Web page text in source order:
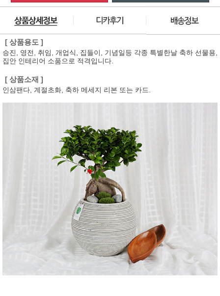
[ 상품용도 ]
승진, 영전, 취임, 개업식, 집들이, 기념일등 각종 특별한날 축하 선물용,
집안 인테리어 소품으로 적격입니다.
[ 상품소재 ]
인삼팬다, 계절초화, 축하 메세지 리본 또는 카드.